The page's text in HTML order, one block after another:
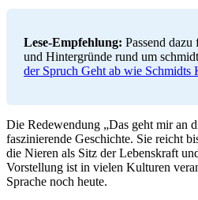
Lese-Empfehlung: Passend
und Hintergründe rund um
der Spruch Geht ab wie Schmidts
Die Redewendung „Das geht mir an
faszinierende Geschichte. Sie reicht
die Nieren als Sitz der Lebenskraft
Vorstellung ist in vielen Kulturen
Sprache noch heute.